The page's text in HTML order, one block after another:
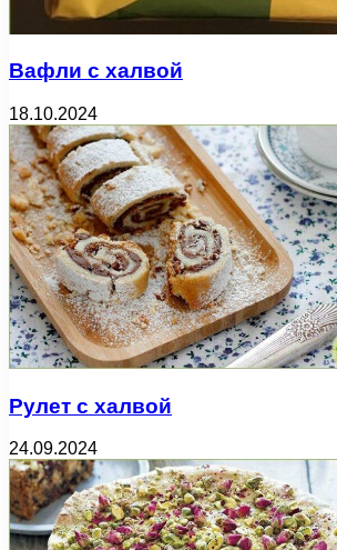
Вафли с халвой
18.10.2024
Рулет с халвой
24.09.2024